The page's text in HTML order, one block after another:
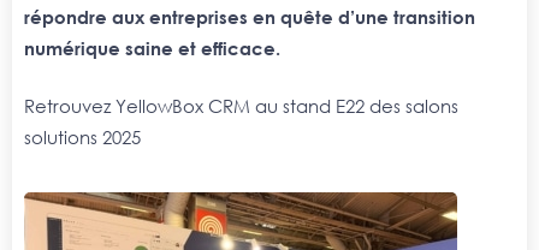
répondre aux entreprises en quête d’une transition
numérique saine et efficace.
Retrouvez YellowBox CRM au stand E22 des salons
solutions 2025